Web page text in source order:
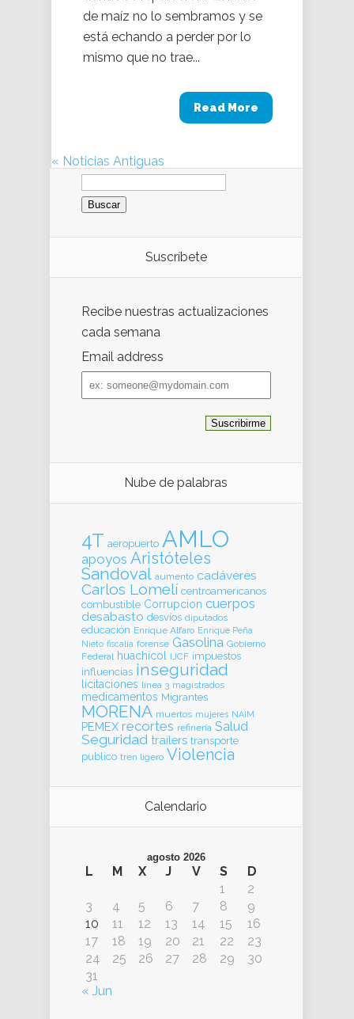
de maíz no lo sembramos y se
está echando a perder por lo
mismo que no trae...
Read More
« Noticias Antiguas
Buscar:
Suscríbete
Recibe nuestras actualizaciones
cada semana
Email address
Email
address
Nube de palabras
4T aeropuerto AMLO
apoyos Aristóteles
Sandoval aumento cadáveres
Carlos Lomelí centroamericanos
combustible Corrupcion cuerpos
desabasto desvíos diputados
educación Enrique Alfaro Enrique Peña
Nieto fiscalia forense Gasolina Gobierno
Federal huachicol IJCF impuestos
influencias inseguridad
licitaciones línea 3 magistrados
medicamentos Migrantes
MORENA muertos mujeres NAIM
PEMEX recortes refinería Salud
Seguridad trailers transporte
publico tren ligero Violencia
Calendario
agosto 2026
L M X J V S
D
1
2
3
4 5 6 7 8
9
10
11 12 13 14 15
16
17
18 19 20 21 22
23
24
25 26 27 28 29
30
31
« Jun